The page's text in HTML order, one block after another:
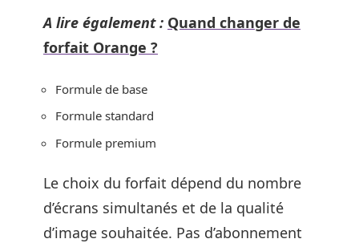
A lire également : Quand changer de
forfait Orange ?
Formule de base
Formule standard
Formule premium
Le choix du forfait dépend du nombre
d’écrans simultanés et de la qualité
d’image souhaitée. Pas d’abonnement